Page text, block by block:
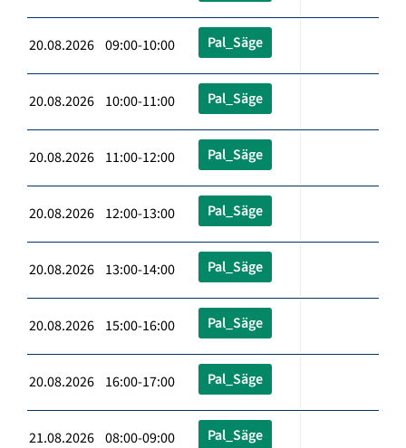
20.08.2026 09:00-10:00 Pal_Säge
20.08.2026 10:00-11:00 Pal_Säge
20.08.2026 11:00-12:00 Pal_Säge
20.08.2026 12:00-13:00 Pal_Säge
20.08.2026 13:00-14:00 Pal_Säge
20.08.2026 15:00-16:00 Pal_Säge
20.08.2026 16:00-17:00 Pal_Säge
21.08.2026 08:00-09:00 Pal_Säge